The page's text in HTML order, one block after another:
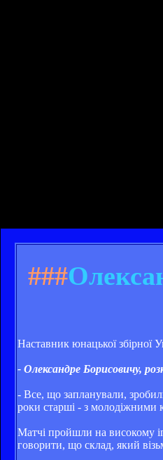
###
Наставник юнацької збірної
- Олександре Борисовичу,
- Все, що запланували,
роки старші - з
Матчі пройшли на високому
говорити, що склад, який